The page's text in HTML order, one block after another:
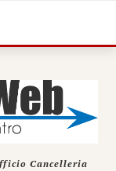
Cancelleria